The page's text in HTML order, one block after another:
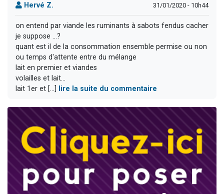
Hervé Z. 31/01/2020 - 10h44
on entend par viande les ruminants à sabots fendus cacher
je suppose ...?
quant est il de la consommation ensemble permise ou non
ou temps d'attente entre du mélange
lait en premier et viandes
volailles et lait...
lait 1er et [...]
lire la suite du commentaire